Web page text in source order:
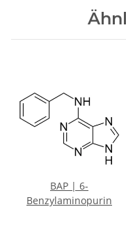
BAP | 6-
Benzylaminopurin